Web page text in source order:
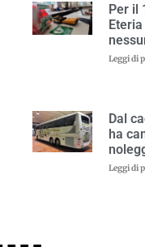
Per il
Leggi di
Dal
ha
Leggi di